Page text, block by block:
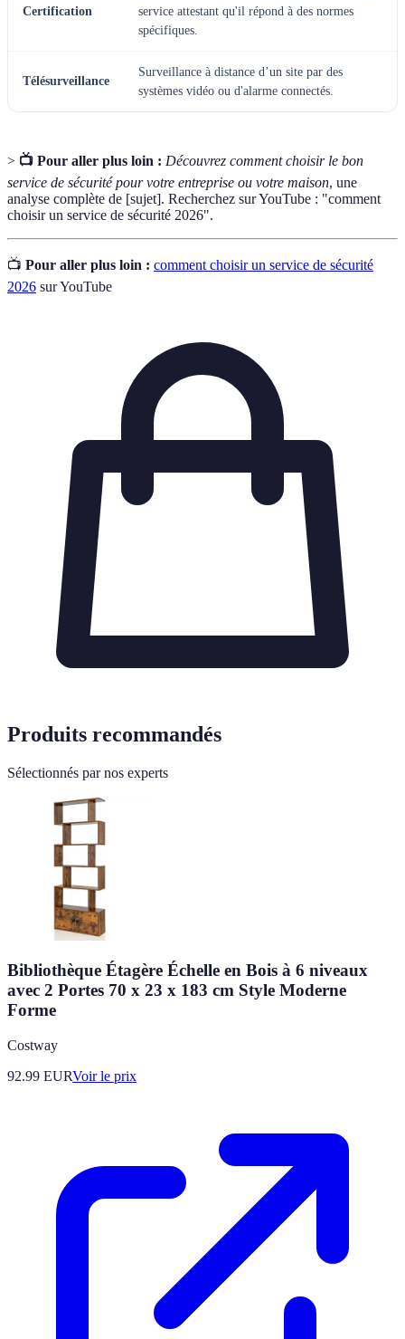
Certification
service attestant qu'il répond à des normes
spécifiques.
Télésurveillance
Surveillance à distance d’un site par des
systèmes vidéo ou d'alarme connectés.
> 📺 Pour aller plus loin : Découvrez comment choisir le bon
service de sécurité pour votre entreprise ou votre maison, une
analyse complète de [sujet]. Recherchez sur YouTube : "comment
choisir un service de sécurité 2026".
📺 Pour aller plus loin : comment choisir un service de sécurité
2026 sur YouTube
Produits recommandés
Sélectionnés par nos experts
Bibliothèque Étagère Échelle en Bois à 6 niveaux
avec 2 Portes 70 x 23 x 183 cm Style Moderne
Forme
Costway
92.99 EURVoir le prix